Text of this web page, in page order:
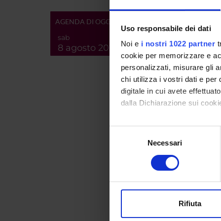
Uso responsabile dei dati
Noi e i nostri 1022 partner
cookie per memorizzare e
personalizzati, misurare gli
chi utilizza i vostri dati e per
digitale in cui avete
dalla Dichiarazione sui
Con il tuo consenso,
raccogliere
digitali).
modificare o ritirare il tuo
Necessari
Rifiuta
AGENDA DI OGGI
sab
8 agosto 2026
The